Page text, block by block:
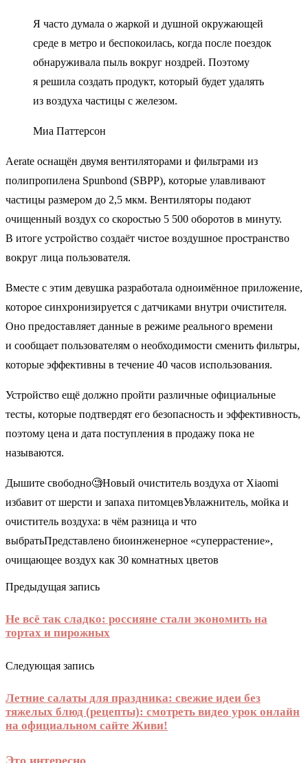
Я часто думала о жаркой и душной окружающей
среде в метро и беспокоилась, когда после поездок
обнаруживала пыль вокруг ноздрей. Поэтому
я решила создать продукт, который будет удалять
из воздуха частицы с железом.
Миа Паттерсон
Aerate оснащён двумя вентиляторами и фильтрами из
полипропилена Spunbond (SBPP), которые улавливают
частицы размером до 2,5 мкм. Вентиляторы подают
очищенный воздух со скоростью 5 500 оборотов в минуту.
В итоге устройство создаёт чистое воздушное пространство
вокруг лица пользователя.
Вместе с этим девушка разработала одноимённое приложение,
которое синхронизируется с датчиками внутри очистителя.
Оно предоставляет данные в режиме реального времени
и сообщает пользователям о необходимости сменить фильтры,
которые эффективны в течение 40 часов использования.
Устройство ещё должно пройти различные официальные
тесты, которые подтвердят его безопасность и эффективность,
поэтому цена и дата поступления в продажу пока не
называются.
Дышите свободно🧐Новый очиститель воздуха от Xiaomi
избавит от шерсти и запаха питомцевУвлажнитель, мойка и
очиститель воздуха: в чём разница и что
выбратьПредставлено биоинженерное «суперрастение»,
очищающее воздух как 30 комнатных цветов
Предыдущая запись
Не всё так сладко: россияне стали экономить на
тортах и пирожных
Следующая запись
Летние салаты для праздника: свежие идеи без
тяжелых блюд (рецепты): смотреть видео урок онлайн
на официальном сайте Живи!
Это интересно